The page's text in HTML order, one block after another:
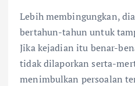
Lebih membingungkan,
bertahun-tahun untuk
Jika kejadian itu benar-
tidak dilaporkan serta-
menimbulkan persoalan